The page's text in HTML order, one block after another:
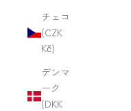
チェコ
(CZK
Kč)
デンマ
ーク
(DKK